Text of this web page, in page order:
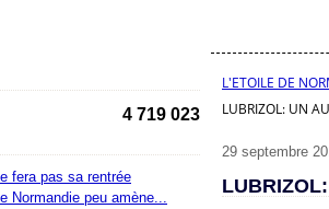
4 719 023
fera pas sa rentrée
Normandie peu amène...
L'ETOILE DE
LUBRIZOL: UN
29 septembre